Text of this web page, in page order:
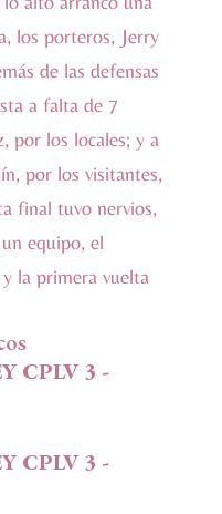
los porteros, Jerry
de las defensas
a falta de 7
por los locales; y a
por los visitantes,
final tuvo nervios,
equipo, el
la primera vuelta